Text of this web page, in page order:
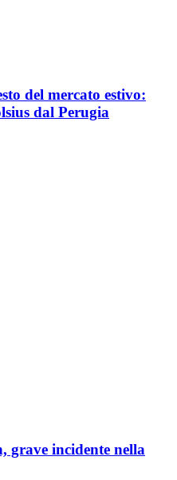
del mercato estivo:
dal Perugia
grave incidente nella